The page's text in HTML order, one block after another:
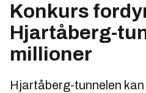
Konkurs
Hjartåberg-
millioner
Hjartåberg-tunnelen kan